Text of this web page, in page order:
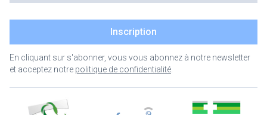
Inscription
En cliquant sur s'abonner, vous vous abonnez à notre newsletter
et acceptez notre politique de confidentialité